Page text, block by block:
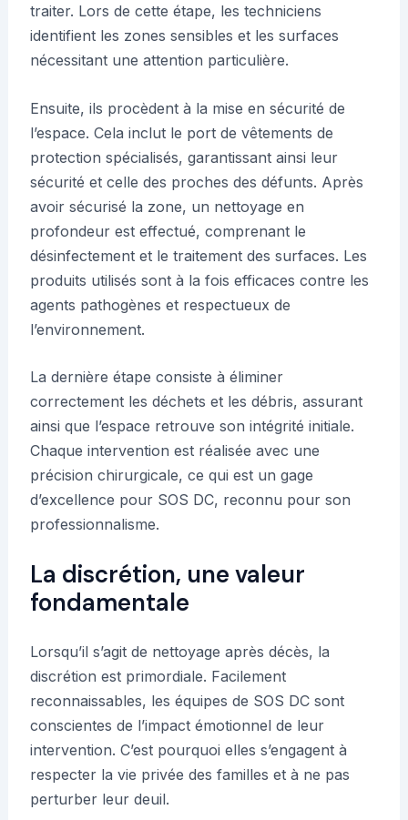
traiter. Lors de cette étape, les techniciens
identifient les zones sensibles et les surfaces
nécessitant une attention particulière.
Ensuite, ils procèdent à la mise en sécurité de
l’espace. Cela inclut le port de vêtements de
protection spécialisés, garantissant ainsi leur
sécurité et celle des proches des défunts. Après
avoir sécurisé la zone, un nettoyage en
profondeur est effectué, comprenant le
désinfectement et le traitement des surfaces. Les
produits utilisés sont à la fois efficaces contre les
agents pathogènes et respectueux de
l’environnement.
La dernière étape consiste à éliminer
correctement les déchets et les débris, assurant
ainsi que l’espace retrouve son intégrité initiale.
Chaque intervention est réalisée avec une
précision chirurgicale, ce qui est un gage
d’excellence pour SOS DC, reconnu pour son
professionnalisme.
La discrétion, une valeur
fondamentale
Lorsqu’il s’agit de nettoyage après décès, la
discrétion est primordiale. Facilement
reconnaissables, les équipes de SOS DC sont
conscientes de l’impact émotionnel de leur
intervention. C’est pourquoi elles s’engagent à
respecter la vie privée des familles et à ne pas
perturber leur deuil.